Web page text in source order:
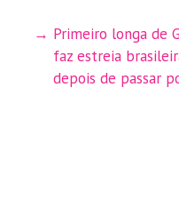
Primeiro longa de
faz estreia
depois de passar